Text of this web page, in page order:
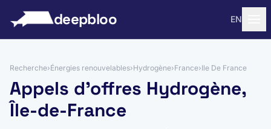
deepbloo EN
Recherche›Énergies renouvelables›Hydrogène›France›Ile De France
Appels d'offres Hydrogène,
Île-de-France